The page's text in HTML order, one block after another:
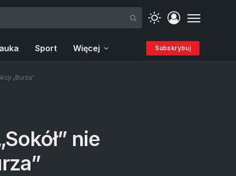
Sport Więcej Subskrybuj
„Burza”
nie